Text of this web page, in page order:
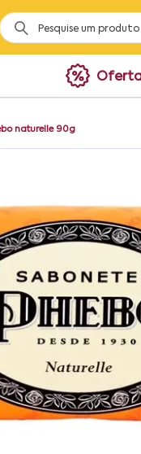
naturelle 90g